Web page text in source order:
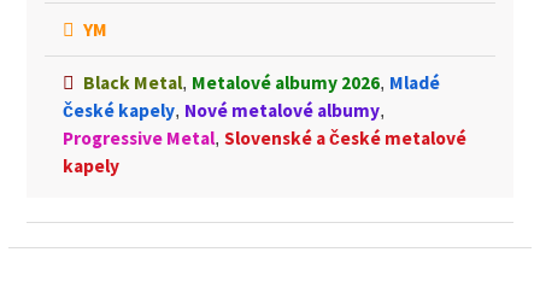
YM
Black Metal, Metalové albumy 2026, Mladé
české kapely, Nové metalové albumy,
Progressive Metal, Slovenské a české metalové
kapely